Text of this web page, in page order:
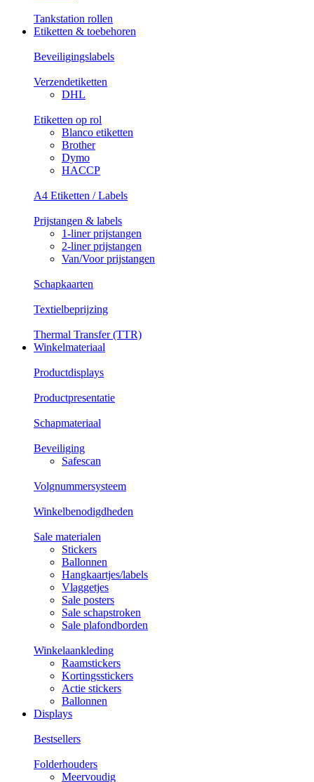
Tankstation rollen
Etiketten & toebehoren
Beveiligingslabels
Verzendetiketten
DHL
Etiketten op rol
Blanco etiketten
Brother
Dymo
HACCP
A4 Etiketten / Labels
Prijstangen & labels
1-liner prijstangen
2-liner prijstangen
Van/Voor prijstangen
Schapkaarten
Textielbeprijzing
Thermal Transfer (TTR)
Winkelmateriaal
Productdisplays
Productpresentatie
Schapmateriaal
Beveiliging
Safescan
Volgnummersysteem
Winkelbenodigdheden
Sale materialen
Stickers
Ballonnen
Hangkaartjes/labels
Vlaggetjes
Sale posters
Sale schapstroken
Sale plafondborden
Winkelaankleding
Raamstickers
Kortingsstickers
Actie stickers
Ballonnen
Displays
Bestsellers
Folderhouders
Meervoudig